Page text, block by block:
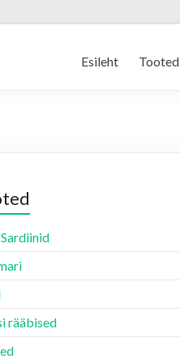
Esileht Tooted
rääbised